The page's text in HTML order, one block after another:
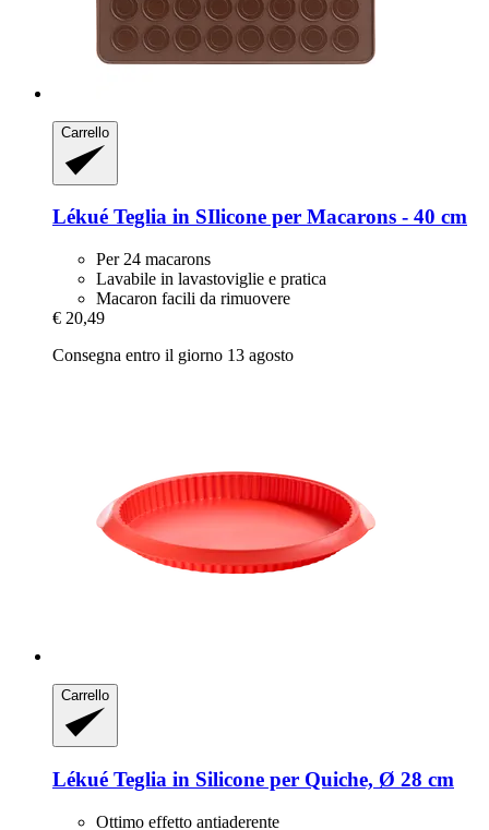
Carrello
Lékué Teglia in SIlicone per Macarons -​ 40 cm
Per 24 macarons
Lavabile in lavastoviglie e pratica
Macaron facili da rimuovere
€ 20,49
Consegna entro il giorno 13 agosto
Carrello
Lékué Teglia in Silicone per Quiche, Ø 28 cm
Ottimo effetto antiaderente